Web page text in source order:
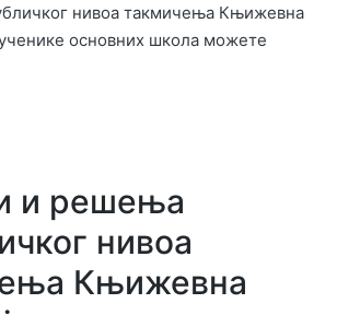
у
нивоа такмичења Књижевна
основних школа можете
и решења
нивоа
Књижевна